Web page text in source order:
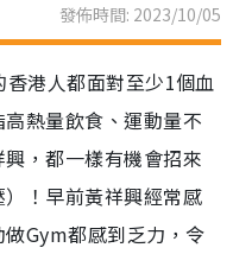
發佈時間: 2023/10/05
港人都面對至少1個血
熱量飲食、運動量不
，都一樣有機會招來
！早前黃祥興經常感
Gym都感到乏力，令